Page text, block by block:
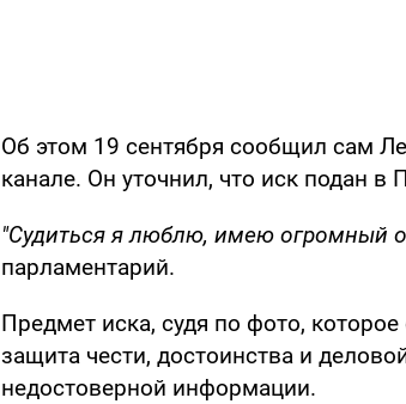
Об этом 19 сентября сообщил сам
канале. Он уточнил, что иск подан в
"Судиться я люблю, имею огромный
парламентарий.
Предмет иска, судя по фото,
защита чести, достоинства и
недостоверной информации.